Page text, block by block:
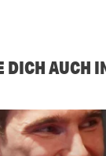
DICH AUCH